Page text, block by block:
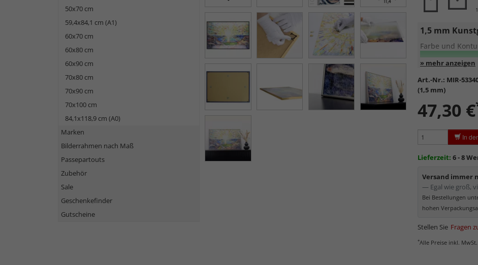
1,5 mm
Farbe und
UV-Schutz:
Sehr leicht
Formate
Kontraste
Sehr
Partikel
Art.-Nr.: MIR-
(1,5 mm)
47,30 €
In
Lieferzeit: 6 - 8
Versand immer
— Egal wie groß,
Bei Bestellungen
hohen
Stellen Sie Fragen
*Alle Preise inkl.
50x70 cm
59,4x84,1 cm (A1)
60x70 cm
60x80 cm
60x90 cm
70x80 cm
70x90 cm
70x100 cm
84,1x118,9 cm (A0)
Marken
Bilderrahmen nach Maß
Passepartouts
Zubehör
Sale
Geschenkefinder
Gutscheine